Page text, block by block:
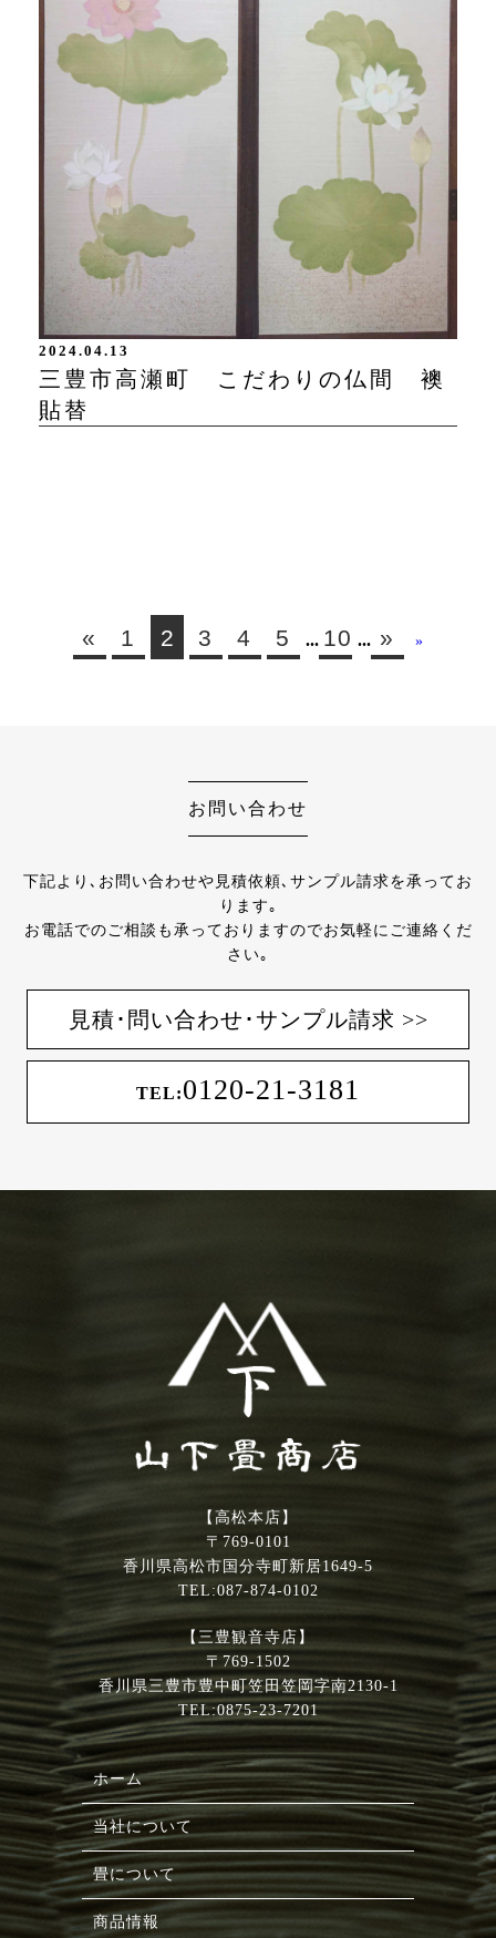
2024.04.13
三豊市高瀬町 こだわりの仏間 襖
貼替
« 1 2 3 4 5 ... 10 ... » »
お問い合わせ
下記より､お問い合わせや見積依頼､サンプル請求を承ってお
ります｡
お電話でのご相談も承っておりますのでお気軽にご連絡くだ
さい｡
見積･問い合わせ･サンプル請求 >>
TEL:0120-21-3181
【高松本店】
〒769-0101
香川県高松市国分寺町新居1649-5
TEL:087-874-0102
【三豊観音寺店】
〒769-1502
香川県三豊市豊中町笠田笠岡字南2130-1
TEL:0875-23-7201
ホーム
当社について
畳について
商品情報